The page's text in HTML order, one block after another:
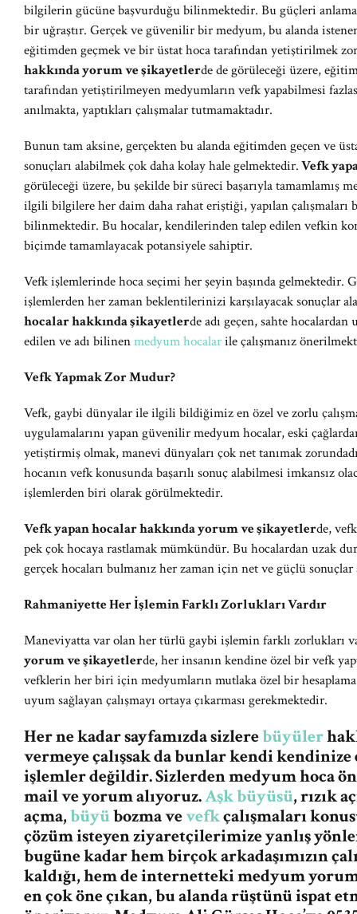
bilgilerin gücüne başvurduğu bilinmektedir. Bu güçleri
bir uğraştır. Gerçek ve güvenilir bir medyum, bu alanda
eğitimden geçmek ve bir üstat hoca tarafından yetiştirilmek
hakkında yorum ve şikayetlerde de görüleceği üzere,
tarafından yetiştirilmeyen medyumların vefk yapabilmesi
anılmakta, yaptıkları çalışmalar tutmamaktadır.
Bunun tam aksine, gerçekten bu alanda eğitimden geçen ve
sonuçları alabilmek çok daha kolay hale gelmektedir.Vefk
görüleceği üzere, bu şekilde bir süreci başarıyla tamamlamış
ilgili bilgilere her daim daha rahat eriştiği, yapılan çalışmaları
bilinmektedir. Bu hocalar, kendilerinden talep edilen vefkin
biçimde tamamlayacak potansiyele sahiptir.
Vefk işlemlerinde hoca seçimi her şeyin başında gelmektedir.
işlemlerden her zaman beklentilerinizi karşılayacak sonuçlar
hocalar hakkında şikayetlerde adı geçen, sahte
edilen ve adı bilinenmedyum hocalarile çalışmanız
Vefk Yapmak Zor Mudur?
Vefk, gaybi dünyalar ile ilgili bildiğimiz en özel ve zorlu
uygulamalarını yapan güvenilir medyum hocalar, eski
yetiştirmiş olmak, manevi dünyaları çok net tanımak
hocanın vefk konusunda başarılı sonuç alabilmesi imkansız
işlemlerden biri olarak görülmektedir.
Vefk yapan hocalar hakkında yorum ve şikayetlerde,
pek çok hocaya rastlamak mümkündür. Bu hocalardan uzak
gerçek hocaları bulmanız her zaman için net ve güçlü sonuçlar
Rahmaniyette Her İşlemin Farklı Zorlukları Vardır
Maneviyatta var olan her türlü gaybi işlemin farklı zorlukları
yorum ve şikayetlerde, her insanın kendine özel bir vefk
vefklerin her biri için medyumların mutlaka özel bir
uyum sağlayan çalışmayı ortaya çıkarması gerekmektedir.
Her ne kadar sayfamızda sizlerebüyüler
vermeye çalışsak da bunlar kendi
işlemler değildir. Sizlerden medyum hoca
mail ve yorum alıyoruz.Aşk büyüsü, rızık
açma,büyübozma vevefkçalışmaları
çözüm isteyen ziyaretçilerimize yanlış
bugüne kadar hem birçok arkadaşımızın
kaldığı, hem de internetteki medyum
en çok öne çıkan, bu alanda rüştünü ispat